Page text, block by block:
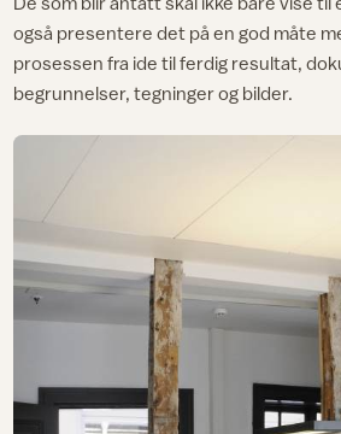
også presentere det på en god måte
prosessen fra ide til ferdig resultat,
begrunnelser, tegninger og bilder.